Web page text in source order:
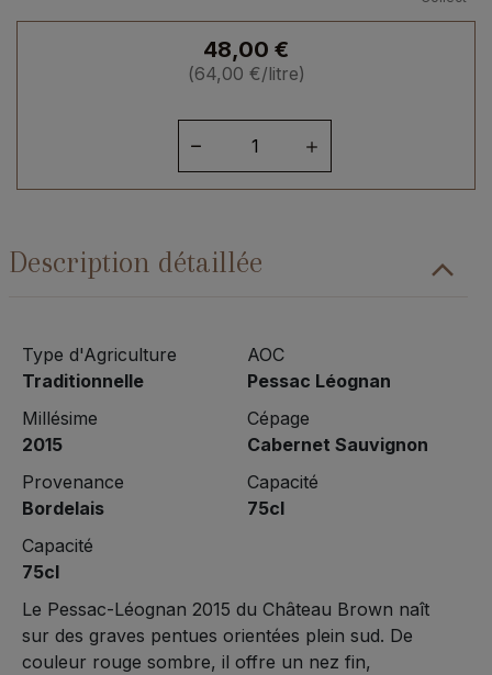
48,00 €
(64,00 €/litre)
Bordelais
2015
Description détaillée
Type d'Agriculture
Traditionnelle
Millésime
2015
Provenance
Bordelais
Capacité
75cl
AOC
Pessac Léognan
Cépage
Cabernet Sauvignon
Capacité
75cl
Le Pessac-Léognan 2015 du Château Brown naît
sur des graves pentues orientées plein sud. De
couleur rouge sombre, il offre un nez fin,